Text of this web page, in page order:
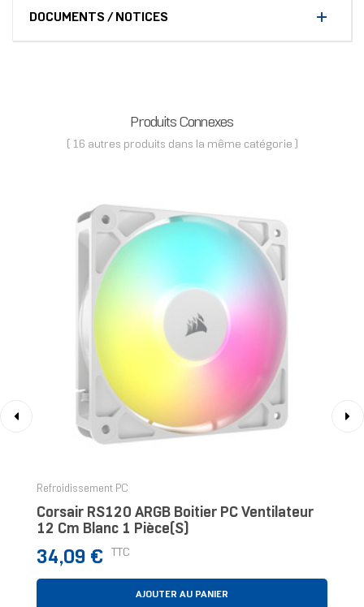
DOCUMENTS / NOTICES
Produits Connexes
( 16 autres produits dans la même catégorie )
Refroidissement PC
Corsair RS120 ARGB Boitier PC Ventilateur
12 Cm Blanc 1 Pièce(s)
Prix
34,09 € TTC
AJOUTER AU PANIER